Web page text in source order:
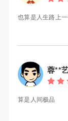
也算是人生路上
蓉**
算是人间极品